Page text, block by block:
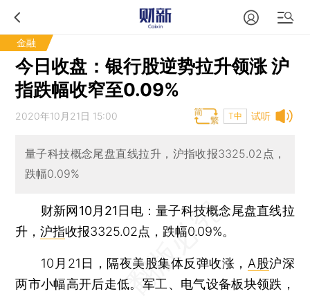
金融
今日收盘：银行股逆势拉升领涨 沪
指跌幅收窄至0.09%
试听
2020年10月21日 15:00 T中
量子科技概念尾盘直线拉升，沪指收报3325.02点，
跌幅0.09%
财新网10月21日电：量子科技概念尾盘直线拉
升，沪指收报3325.02点，跌幅0.09%。
10月21日，隔夜美股集体反弹收涨， A股沪深
两市小幅高开后走低。军工、电气设备板块领跌，